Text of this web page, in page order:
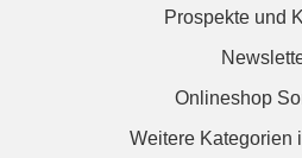
Prospekte und
Onlineshop
Weitere Kategorien